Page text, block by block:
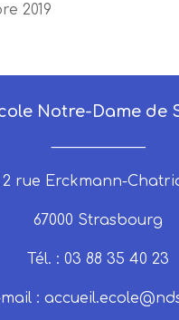
2019
Notre-Dame de
2 rue Erckmann-
67000 Strasbourg
Tél. : 03 88 35 40 23
mail :